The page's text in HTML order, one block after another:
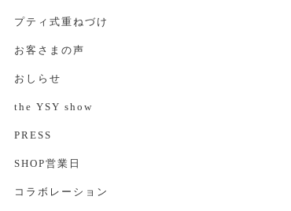
プティ式重ねづけ
お客さまの声
おしらせ
the YSY show
PRESS
SHOP営業日
コラボレーション